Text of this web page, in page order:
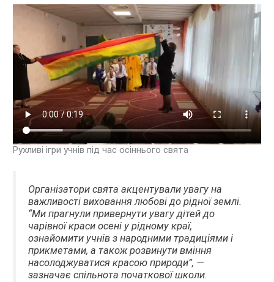
Рухливі ігри учнів під час осіннього свята
Організатори свята акцентували увагу на
важливості виховання любові до рідної землі.
“Ми прагнули привернути увагу дітей до
чарівної краси осені у рідному краї,
ознайомити учнів з народними традиціями і
прикметами, а також розвинути вміння
насолоджуватися красою природи”, —
зазначає спільнота початкової школи.